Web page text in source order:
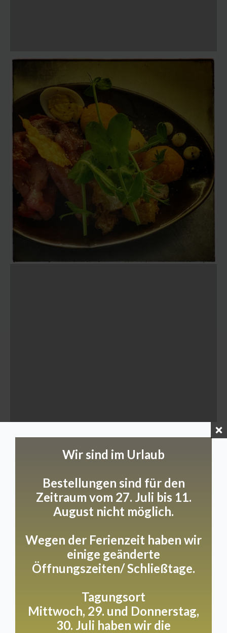
Privates Speisen
Stell dir vor…
Ein Koch, der exklusiv für Sie ein Menü
zusammenstellt und zubereitet. Eine Gastgeberin,
die nur Augen für Ihre Gesellschaft hat. In einem
wunderschönen Ambiente. Das geht in der Villa
Ein maßgeschneidertes persönliches Menü, bei dem
wir Allergien und Ernährungsbedürfnisse gut
Wir sind im Urlaub
Bestellungen sind für den
Zeitraum vom 27. Juli bis 11.
August nicht möglich.
Wegen der Ferienzeit haben wir
einige geänderte
Öffnungszeiten/ Schließtage.
Tagungsort
Mittwoch, 29. und Donnerstag,
30. Juli haben wir die